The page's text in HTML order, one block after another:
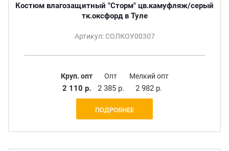
Костюм влагозащитный "Сторм" цв.камуфляж/серый
тк.оксфорд в Туле
Артикул: СОЛКОУ00307
Круп. опт
2 110 р.
Опт
2 385 р.
Мелкий опт
2 982 р.
ПОДРОБНЕЕ